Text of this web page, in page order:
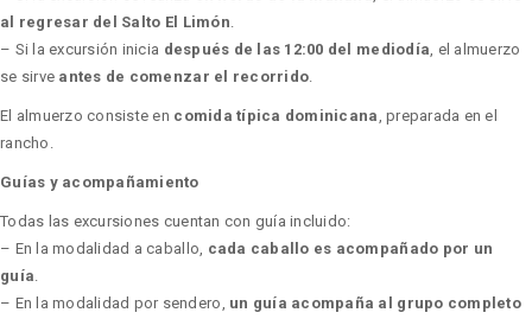
al regresar del Salto El Limón.
– Si la excursión inicia después de las 12:00 del mediodía, el almuerzo
se sirve antes de comenzar el recorrido.
El almuerzo consiste en comida típica dominicana, preparada en el
rancho.
Guías y acompañamiento
Todas las excursiones cuentan con guía incluido:
– En la modalidad a caballo, cada caballo es acompañado por un
guía.
– En la modalidad por sendero, un guía acompaña al grupo completo